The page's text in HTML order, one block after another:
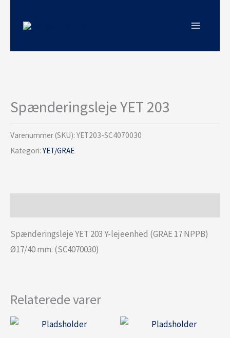
Spænderingsleje YET 203
Varenummer (SKU): YET203-SC4070030
Kategori: YET/GRAE
Spænderingsleje YET 203 Y-lejeenhed (GRAE 17 NPPB)
Ø17/40 mm. (SC4070030)
Relaterede varer